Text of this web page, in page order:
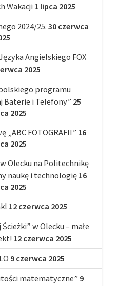
Wakacji 1 lipca 2025
2024/25. 30 czerwca
Angielskiego FOX
2025
programu
Baterie i Telefony” 25
2025
„ABC FOTOGRAFII” 16
2025
Olecku na Politechnikę
naukę i technologię 16
2025
12 czerwca 2025
w Olecku – małe
12 czerwca 2025
9 czerwca 2025
matematyczne” 9